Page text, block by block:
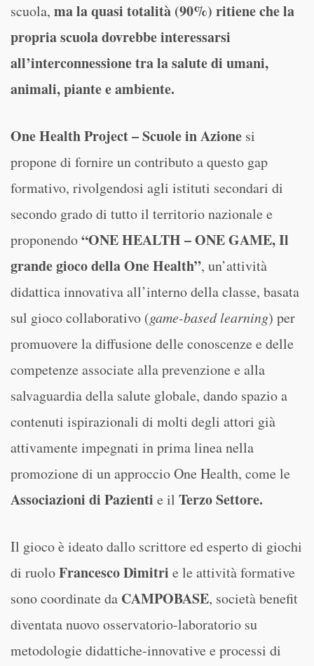
scuola, ma la quasi totalità (90%) ritiene che la
propria scuola dovrebbe interessarsi
all’interconnessione tra la salute di umani,
animali, piante e ambiente.
One Health Project – Scuole in Azione si
propone di fornire un contributo a questo gap
formativo, rivolgendosi agli istituti secondari di
secondo grado di tutto il territorio nazionale e
proponendo“ONE HEALTH – ONE GAME, Il
grande gioco della One Health”, un’attività
didattica innovativa all’interno della classe, basata
sul gioco collaborativo (game-based learning) per
promuovere la diffusione delle conoscenze e delle
competenze associate alla prevenzione e alla
salvaguardia della salute globale, dando spazio a
contenuti ispirazionali di molti degli attori già
attivamente impegnati in prima linea nella
promozione di un approccio One Health, come le
Associazioni di Pazienti e il Terzo Settore.
Il gioco è ideato dallo scrittore ed esperto di giochi
di ruoloFrancesco Dimitri e le attività formative
sono coordinate da CAMPOBASE, società benefit
diventata nuovo osservatorio-laboratorio su
metodologie didattiche-innovative e processi di